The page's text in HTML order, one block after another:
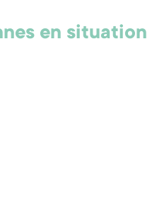
en situation